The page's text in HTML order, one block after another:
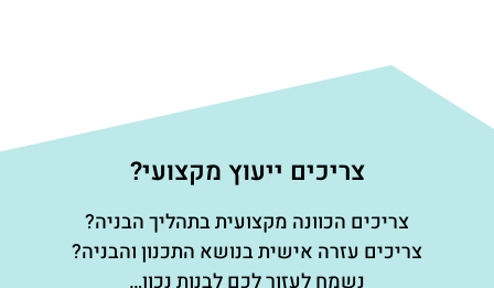
צריכים ייעוץ מקצועי?
צריכים הכוונה מקצועית בתהליך הבניה?
צריכים עזרה אישית בנושא התכנון והבניה?